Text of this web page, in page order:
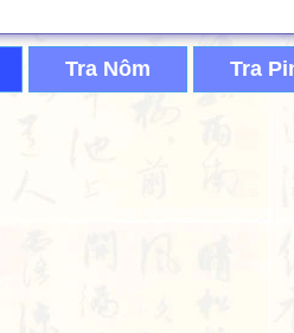
Tra Nôm Tra